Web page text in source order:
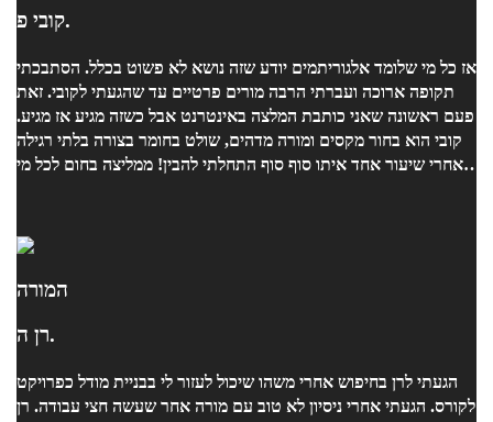
קובי פ.
אז כל מי שלומד אלגוריתמים יודע שזה נושא לא פשוט בכלל. הסתבכתי
תקופה ארוכה ועברתי הרבה מורים פרטיים עד שהגעתי לקובי. זאת
פעם ראשונה שאני כותבת המלצה באינטרנט אבל כשזה מגיע אז מגיע.
קובי הוא בחור מקסים ומורה מדהים, שולט בחומר בצורה בלתי רגילה
ואחרי שיעור אחד איתו סוף סוף התחלתי להבין! ממליצה בחום לכל מי
המורה
רן ה.
הגעתי לרן בחיפוש אחרי משהו שיכול לעזור לי בבניית מודל כפרויקט
לקורס. הגעתי אחרי ניסיון לא טוב עם מורה אחר שעשה חצי עבודה. רן